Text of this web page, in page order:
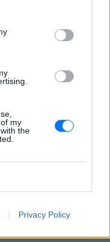
my
the
Privacy Policy
μία φωτογραφία
παραλία του νησιού
κόκκινο μπικίνι